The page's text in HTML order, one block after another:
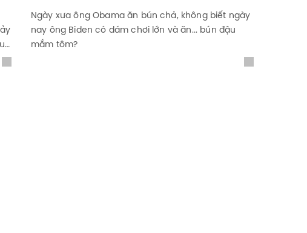
Ngày xưa ông Obama ăn bún chả, không biết ngày
nay ông Biden có dám chơi lớn và ăn... bún đậu
mắm tôm?